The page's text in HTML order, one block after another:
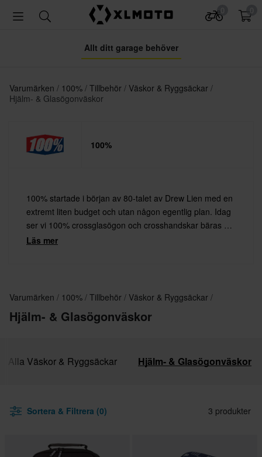
Allt ditt garage behöver
Varumärken 100% Tillbehör Väskor & Ryggsäckar
Hjälm- & Glasögonväskor
100%
100% startade i början av 80-talet av Drew Lien med en
extremt liten budget och utan någon egentlig plan. Idag
ser vi 100% crossglasögon och crosshandskar bäras av
många professionella MX-förare.
Läs mer
Varumärken 100% Tillbehör Väskor & Ryggsäckar
Hjälm- & Glasögonväskor
Alla Väskor & Ryggsäckar Hjälm- & Glasögonväskor
Sortera & Filtrera (0) 3 produkter